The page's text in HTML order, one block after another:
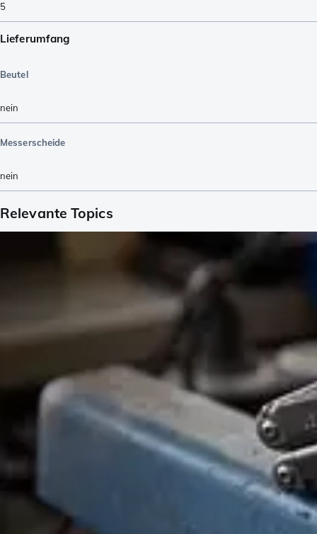
5
Lieferumfang
Beutel
nein
Messerscheide
nein
Relevante Topics